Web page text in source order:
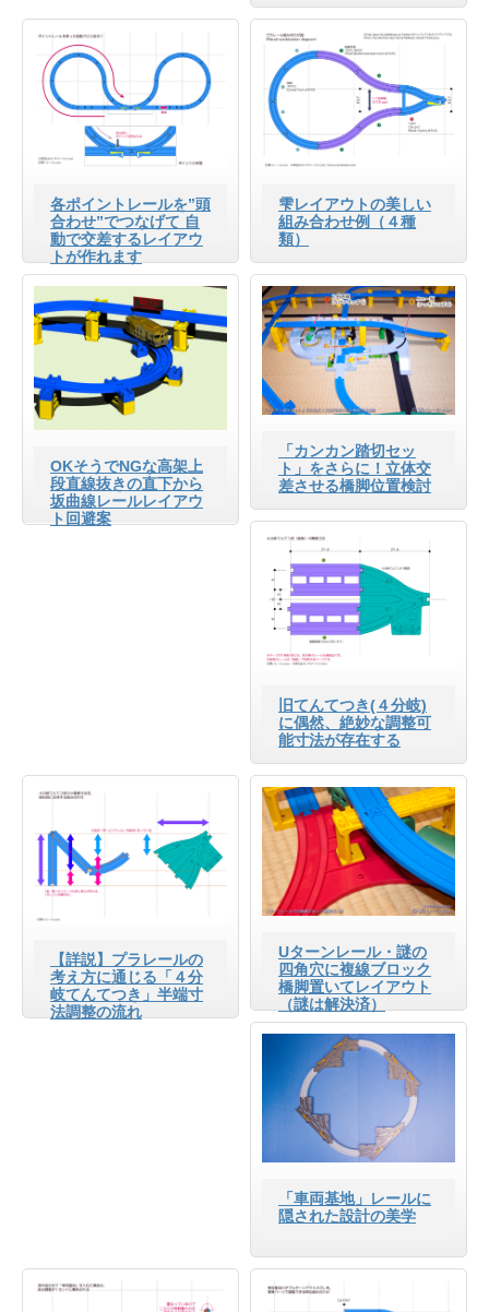
各ポイントレールを”頭
合わせ”でつなげて 自
動で交差するレイアウ
トが作れます
雫レイアウトの美しい
組み合わせ例（４種
類）
OKそうでNGな高架上
段直線抜きの直下から
坂曲線レールレイアウ
ト回避案
「カンカン踏切セッ
ト」をさらに！立体交
差させる橋脚位置検討
旧てんてつき(４分岐)
に偶然、絶妙な調整可
能寸法が存在する
【詳説】プラレールの
考え方に通じる「４分
岐てんてつき」半端寸
法調整の流れ
Uターンレール・謎の
四角穴に複線ブロック
橋脚置いてレイアウト
（謎は解決済）
「車両基地」レールに
隠された設計の美学